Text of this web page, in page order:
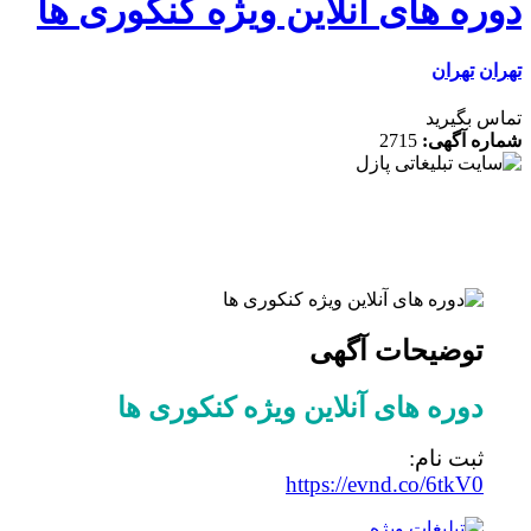
های آنلاین ویژه کنکوری ها
تهران
بگیرید
آگهی:2715
توضیحات آگهی
دوره های آنلاین ویژه کنکوری ها
ثبت نام:
https://evnd.co/6tkV0